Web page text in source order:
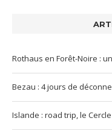
Rothaus en Forêt-Noire :
Bezau : 4 jours de
Islande : road trip, le Cercle